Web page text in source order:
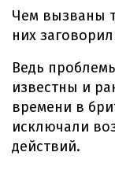
Чем вызваны
них
Ведь
известны и
времени в
исключали
действий.